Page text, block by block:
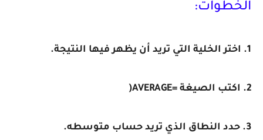
الخطوات:
1. اختر الخلية التي تريد أن يظهر فيها النتيجة.
2. اكتب الصيغة =AVERAGE(
3. حدد النطاق الذي تريد حساب متوسطه.